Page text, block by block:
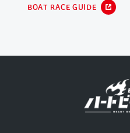
BOAT RACE GUIDE